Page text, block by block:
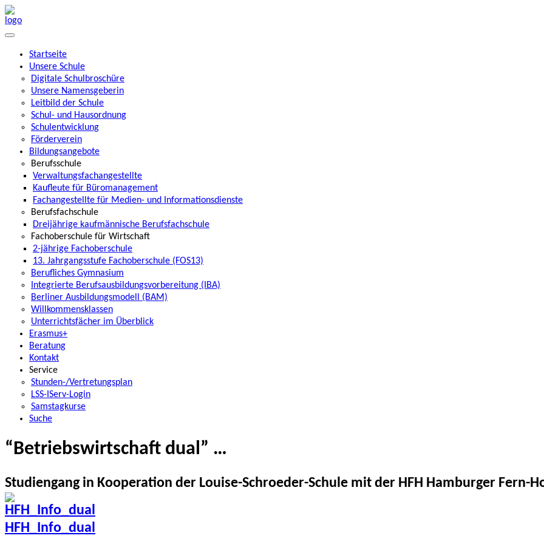
Startseite
Unsere Schule
Digitale Schulbroschüre
Unsere Namensgeberin
Leitbild der Schule
Schul- und Hausordnung
Schulentwicklung
Förderverein
Bildungsangebote
Berufsschule
Verwaltungsfachangestellte
Kaufleute für Büromanagement
Fachangestellte für Medien- und Informationsdienste
Berufsfachschule
Dreijährige kaufmännische Berufsfachschule
Fachoberschule für Wirtschaft
2-jährige Fachoberschule
13. Jahrgangsstufe Fachoberschule (FOS13)
Berufliches Gymnasium
Integrierte Berufsausbildungsvorbereitung (IBA)
Berliner Ausbildungsmodell (BAM)
Willkommensklassen
Unterrichtsfächer im Überblick
Erasmus+
Beratung
Kontakt
Service
Stunden-/Vertretungsplan
LSS-IServ-Login
Samstagkurse
Suche
“Betriebswirtschaft dual” …
Studiengang in Kooperation der Louise-Schroeder-Schule mit der HFH Hamburger Fern-
HFH_Info_dual